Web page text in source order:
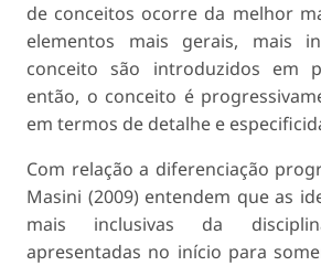
de conceitos ocorre da melhor
elementos mais gerais, mais
conceito são introduzidos em
então, o conceito é
em termos de detalhe e
Com relação a diferenciação
Masini (2009) entendem que as
mais inclusivas da
apresentadas no início para